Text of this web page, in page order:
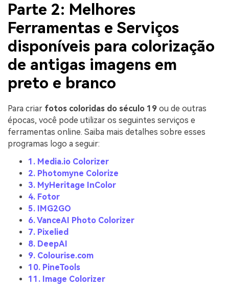
Parte 2: Melhores
Ferramentas e Serviços
disponíveis para colorização
de antigas imagens em
preto e branco
Para criar fotos coloridas do século 19 ou de outras
épocas, você pode utilizar os seguintes serviços e
ferramentas online. Saiba mais detalhes sobre esses
programas logo a seguir:
1. Media.io Colorizer
2. Photomyne Colorize
3. MyHeritage InColor
4. Fotor
5. IMG2GO
6. VanceAI Photo Colorizer
7. Pixelied
8. DeepAI
9. Colourise.com
10. PineTools
11. Image Colorizer